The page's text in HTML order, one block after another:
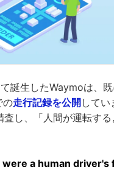
誕生したWaymoは、
の走行記録を公開して
し、「人間が運転する
a human driver's